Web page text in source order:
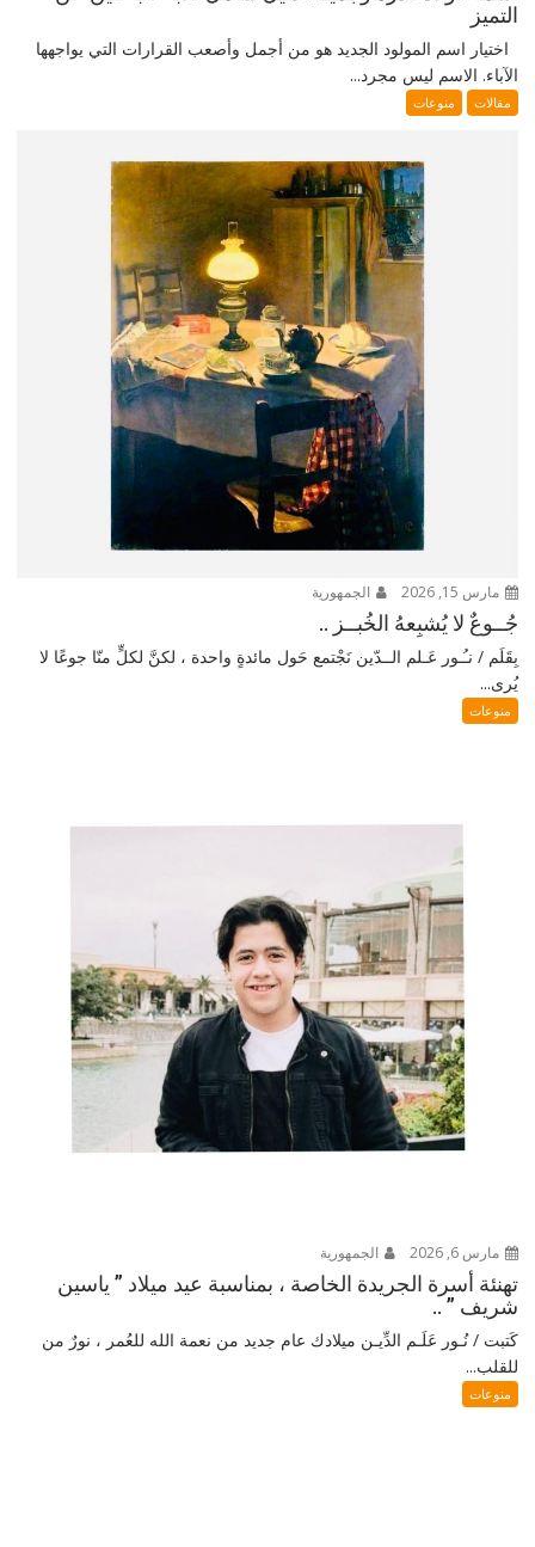
التميز
اختيار اسم المولود الجديد هو من أجمل وأصعب القرارات التي يواجهها
الآباء. الاسم ليس مجرد...
مقالات منوعات
مارس 15, 2026 الجمهورية
جُــوعٌ لا يُشبِعهُ الخُبــز ..
بِقَلَم / نـُـور عَـلم الــدّين نَجْتمع حَول مائدةٍ واحدة ، لكنَّ لكلٍّ منّا جوعًا لا
يُرى...
منوعات
مارس 6, 2026 الجمهورية
تهنئة أسرة الجريدة الخاصة ، بمناسبة عيد ميلاد ” ياسين
شريف ” ..
كَتبت / نُـور عَلَـم الدِّيـن ميلادك عام جديد من نعمة الله للعُمر ، نورٌ من
للقلب...
منوعات